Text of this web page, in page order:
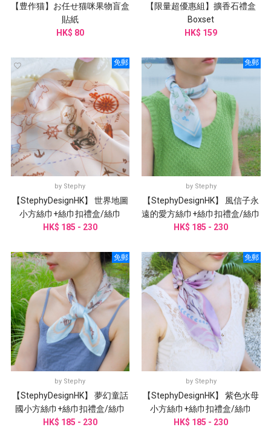
【豊作猫】お任せ猫咪果物盲盒
貼紙
HK$ 80
【限量超優惠組】擴香石禮盒
Boxset
HK$ 159
免郵
by Stephy
【StephyDesignHK】 世界地圖
小方絲巾+絲巾扣禮盒/絲巾
HK$ 185 - 230
免郵
by Stephy
【StephyDesignHK】 風信子永
遠的愛方絲巾+絲巾扣禮盒/絲巾
HK$ 185 - 230
免郵
by Stephy
【StephyDesignHK】 夢幻童話
國小方絲巾+絲巾扣禮盒/絲巾
HK$ 185 - 230
免郵
by Stephy
【StephyDesignHK】 紫色水母
小方絲巾+絲巾扣禮盒/絲巾
HK$ 185 - 230